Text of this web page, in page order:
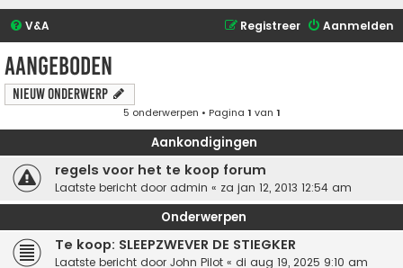
V&A Aanmelden
Registreer
Aangeboden
Nieuw onderwerp
5 onderwerpen • Pagina 1 van 1
Aankondigingen
regels voor het te koop forum
Laatste bericht door admin « za jan 12, 2013 12:54 am
Onderwerpen
Te koop: SLEEPZWEVER DE STIEGKER
Laatste bericht door John Pilot « di aug 19, 2025 9:10 am